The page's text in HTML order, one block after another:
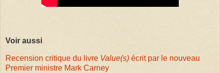
Voir aussi
Recension critique du livre Value(s) écrit par le nouveau
Premier ministre Mark Carney